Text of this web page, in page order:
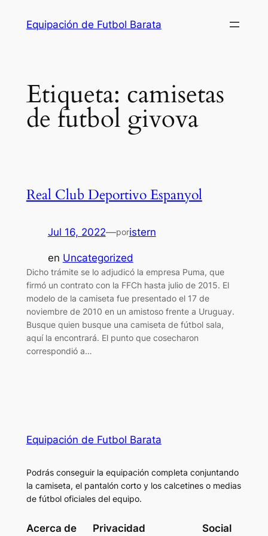
Equipación de Futbol Barata
Etiqueta: camisetas
de futbol givova
Real Club Deportivo Espanyol
Jul 16, 2022—poristern
en Uncategorized
Dicho trámite se lo adjudicó la empresa Puma, que
firmó un contrato con la FFCh hasta julio de 2015. El
modelo de la camiseta fue presentado el 17 de
noviembre de 2010 en un amistoso frente a Uruguay.
Busque quien busque una camiseta de fútbol sala,
aquí la encontrará. El punto que cosecharon
correspondió a…
Equipación de Futbol Barata
Podrás conseguir la equipación completa conjuntando
la camiseta, el pantalón corto y los calcetines o medias
de fútbol oficiales del equipo.
Acerca de Privacidad Social